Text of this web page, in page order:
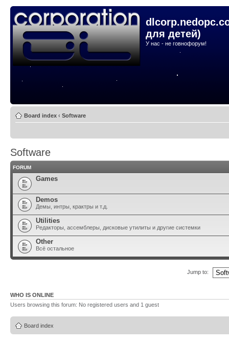
для детей)
У нас - не говнофорум!
Board index ‹ Software
Software
FORUM
Games
Demos
Демы, интры, крактры и т.д.
Utilities
Редакторы, ассемблеры, дисковые утилиты и другие системки
Other
Всё остальное
Jump to:
WHO IS ONLINE
Users browsing this forum: No registered users and 1 guest
Board index